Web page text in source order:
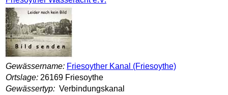
Gewässername: Friesoyther Kanal (Friesoythe)
Ortslage: 26169 Friesoythe
Gewässertyp: Verbindungskanal